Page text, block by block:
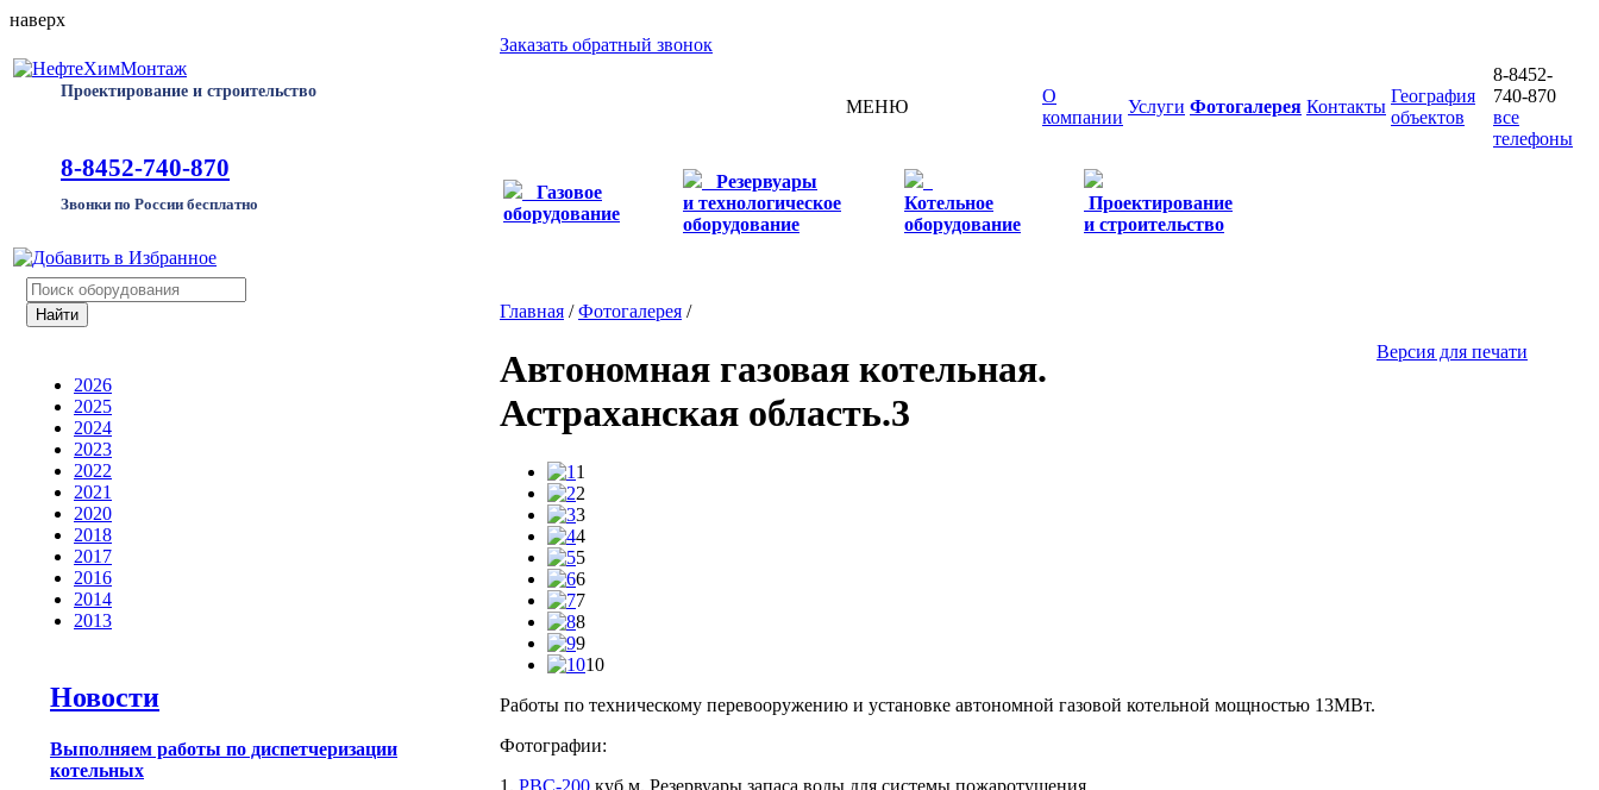
наверх
Проектирование и строительство
8-8452-740-870
Звонки по России бесплатно
Заказать обратный звонок
МЕНЮ
О
компании
Услуги Фотогалерея Контакты
География
объектов
8-8452-
740-870
все
телефоны
Газовое
оборудование
Резервуары
и технологическое
оборудование
Котельное
оборудование
Проектирование
и строительство
2026
2025
2024
2023
2022
2021
2020
2018
2017
2016
2014
2013
Новости
Выполняем работы по диспетчеризации
котельных
Главная /Фотогалерея /
Версия для печати
Автономная газовая котельная.
Астраханская область.3
1
2
3
4
5
6
7
8
9
10
Работы по техническому перевооружению и установке автономной газовой котельной мощностью 13МВт.
Фотографии:
1. РВС-200 куб.м. Резервуары запаса воды для системы пожаротушения